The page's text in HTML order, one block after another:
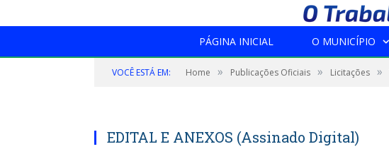
PÁGINA INICIAL O MUNICÍPIO
VOCÊ ESTÁ EM: Home » Publicações Oficiais » Licitações »
EDITAL E ANEXOS (Assinado Digital)